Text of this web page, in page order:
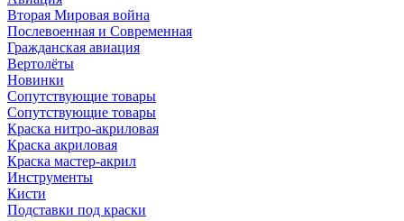
Вторая Мировая война
Послевоенная и Современная
Гражданская авиация
Вертолёты
Новинки
Сопутствующие товары
Сопутствующие товары
Краска нитро-акриловая
Краска акриловая
Краска мастер-акрил
Инструменты
Кисти
Подставки под краски